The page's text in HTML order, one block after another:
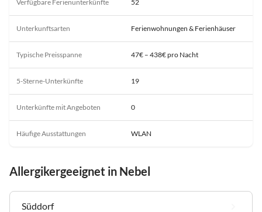
Verfügbare Ferienunterkünfte 52
Unterkunftsarten Ferienwohnungen & Ferienhäuser
Typische Preisspanne 47€ – 438€ pro Nacht
5-Sterne-Unterkünfte 19
Unterkünfte mit Angeboten 0
Häufige Ausstattungen WLAN
Allergikergeeignet in Nebel
Süddorf